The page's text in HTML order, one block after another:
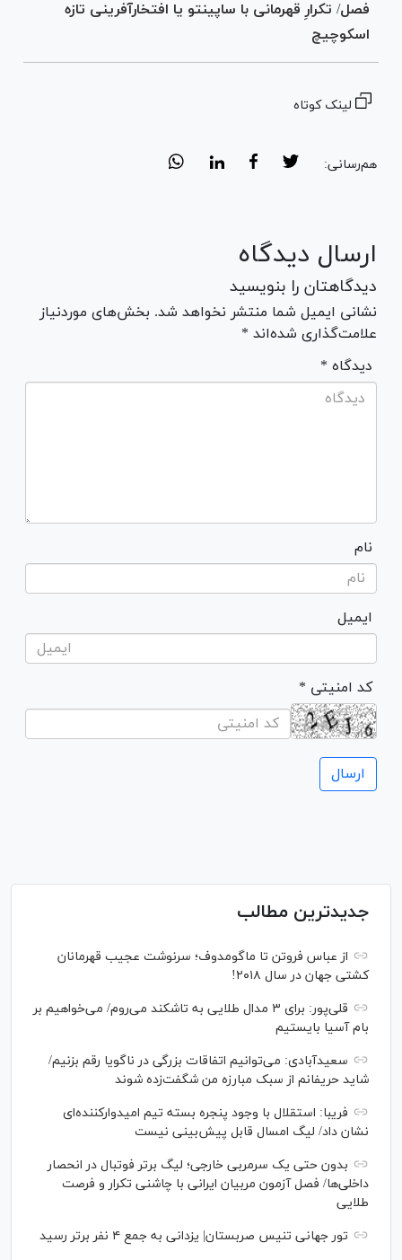
فصل/ تکرارِ قهرمانی با ساپینتو یا افتخارآفرینی تازه
اسکوچیچ
لینک کوتاه
هم‌رسانی:
ارسال دیدگاه
دیدگاهتان را بنویسید
نشانی ایمیل شما منتشر نخواهد شد. بخش‌های موردنیاز
علامت‌گذاری شده‌اند *
* دیدگاه
نام
ایمیل
* کد امنیتی
جدیدترین مطالب
از عباس فروتن تا ماگومدوف؛ سرنوشت عجیب قهرمانان
کشتی جهان در سال ۲۰۱۸!
قلی‌پور: برای ۳ مدال طلایی به تاشکند می‌روم/ می‌خواهیم بر
بام آسیا بایستیم
سعیدآبادی: می‌توانیم اتفاقات بزرگی در ناگویا رقم بزنیم/
شاید حریفانم از سبک مبارزه من شگفت‌زده شوند
فریبا: استقلال با وجود پنجره بسته تیم امیدوارکننده‌ای
نشان داد/ لیگ امسال قابل پیش‌بینی نیست
بدون حتی یک سرمربی خارجی؛ لیگ برتر فوتبال در انحصار
داخلی‌ها/ فصل آزمون مربیان ایرانی با چاشنی تکرار و فرصت
طلایی
تور جهانی تنیس صربستان| یزدانی به جمع ۴ نفر برتر رسید